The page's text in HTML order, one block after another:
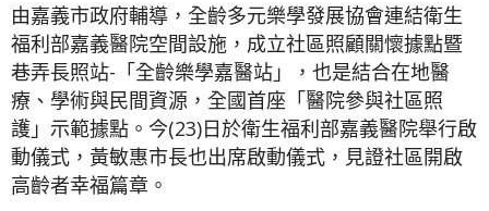
由嘉義市政府輔導，全齡多元樂學發展協會連結衛生
福利部嘉義醫院空間設施，成立社區照顧關懷據點暨
巷弄長照站-「全齡樂學嘉醫站」，也是結合在地醫
療、學術與民間資源，全國首座「醫院參與社區照
護」示範據點。今(23)日於衛生福利部嘉義醫院舉行啟
動儀式，黃敏惠市長也出席啟動儀式，見證社區開啟
高齡者幸福篇章。